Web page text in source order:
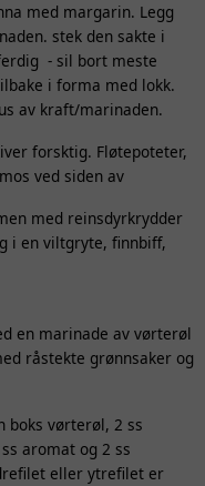
med margarin. Legg
stek den sakte i
- sil bort meste
i forma med lokk.
av kraft/marinaden.
forsktig. Fløtepoteter,
ved siden av
med reinsdyrkrydder
i en viltgryte, finnbiff,
en marinade av vørterøl
råstekte grønnsaker og
boks vørterøl, 2 ss
aromat og 2 ss
eller ytrefilet er